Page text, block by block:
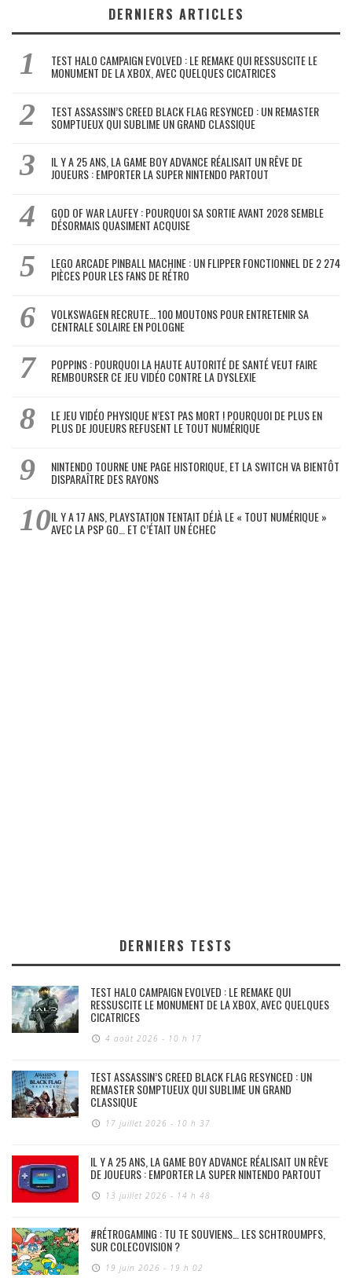
DERNIERS ARTICLES
TEST HALO CAMPAIGN EVOLVED : LE REMAKE QUI RESSUSCITE LE
MONUMENT DE LA XBOX, AVEC QUELQUES CICATRICES
TEST ASSASSIN’S CREED BLACK FLAG RESYNCED : UN REMASTER
SOMPTUEUX QUI SUBLIME UN GRAND CLASSIQUE
IL Y A 25 ANS, LA GAME BOY ADVANCE RÉALISAIT UN RÊVE DE
JOUEURS : EMPORTER LA SUPER NINTENDO PARTOUT
GOD OF WAR LAUFEY : POURQUOI SA SORTIE AVANT 2028 SEMBLE
DÉSORMAIS QUASIMENT ACQUISE
LEGO ARCADE PINBALL MACHINE : UN FLIPPER FONCTIONNEL DE 2 274
PIÈCES POUR LES FANS DE RÉTRO
VOLKSWAGEN RECRUTE… 100 MOUTONS POUR ENTRETENIR SA
CENTRALE SOLAIRE EN POLOGNE
POPPINS : POURQUOI LA HAUTE AUTORITÉ DE SANTÉ VEUT FAIRE
REMBOURSER CE JEU VIDÉO CONTRE LA DYSLEXIE
LE JEU VIDÉO PHYSIQUE N’EST PAS MORT ! POURQUOI DE PLUS EN
PLUS DE JOUEURS REFUSENT LE TOUT NUMÉRIQUE
NINTENDO TOURNE UNE PAGE HISTORIQUE, ET LA SWITCH VA BIENTÔT
DISPARAÎTRE DES RAYONS
IL Y A 17 ANS, PLAYSTATION TENTAIT DÉJÀ LE « TOUT NUMÉRIQUE »
AVEC LA PSP GO… ET C’ÉTAIT UN ÉCHEC
DERNIERS TESTS
TEST HALO CAMPAIGN EVOLVED : LE REMAKE QUI
RESSUSCITE LE MONUMENT DE LA XBOX, AVEC QUELQUES
CICATRICES
4 août 2026 - 10 h 17
TEST ASSASSIN’S CREED BLACK FLAG RESYNCED : UN
REMASTER SOMPTUEUX QUI SUBLIME UN GRAND
CLASSIQUE
17 juillet 2026 - 10 h 37
IL Y A 25 ANS, LA GAME BOY ADVANCE RÉALISAIT UN RÊVE
DE JOUEURS : EMPORTER LA SUPER NINTENDO PARTOUT
13 juillet 2026 - 14 h 48
#RÉTROGAMING : TU TE SOUVIENS… LES SCHTROUMPFS,
SUR COLECOVISION ?
19 juin 2026 - 19 h 02